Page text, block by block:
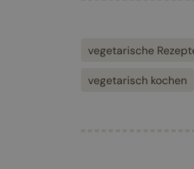
vegetarische
vegetarisch kochen